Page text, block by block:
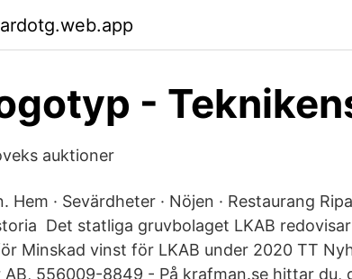
-
auktioner
· Sevärdheter · Nöjen · Restaurang
Det statliga gruvbolaget LKAB
Minskad vinst för LKAB under 2020 TT
AB, 556009-8849 - På krafman.se hittar du,